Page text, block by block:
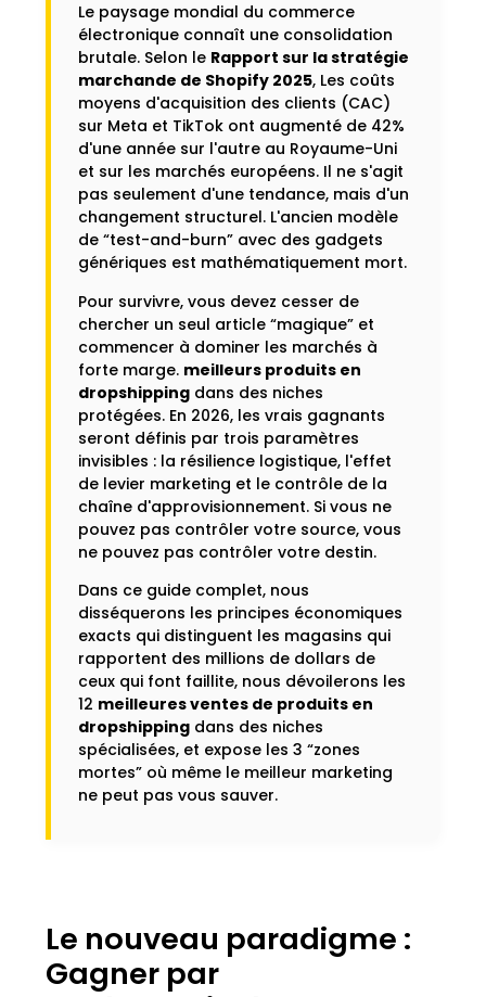
Le paysage mondial du commerce
électronique connaît une consolidation
brutale. Selon le Rapport sur la stratégie
marchande de Shopify 2025, Les coûts
moyens d'acquisition des clients (CAC)
sur Meta et TikTok ont augmenté de 42%
d'une année sur l'autre au Royaume-Uni
et sur les marchés européens. Il ne s'agit
pas seulement d'une tendance, mais d'un
changement structurel. L'ancien modèle
de “test-and-burn” avec des gadgets
génériques est mathématiquement mort.
Pour survivre, vous devez cesser de
chercher un seul article “magique” et
commencer à dominer les marchés à
forte marge. meilleurs produits en
dropshipping dans des niches
protégées. En 2026, les vrais gagnants
seront définis par trois paramètres
invisibles : la résilience logistique, l'effet
de levier marketing et le contrôle de la
chaîne d'approvisionnement. Si vous ne
pouvez pas contrôler votre source, vous
ne pouvez pas contrôler votre destin.
Dans ce guide complet, nous
disséquerons les principes économiques
exacts qui distinguent les magasins qui
rapportent des millions de dollars de
ceux qui font faillite, nous dévoilerons les
12 meilleures ventes de produits en
dropshipping dans des niches
spécialisées, et expose les 3 “zones
mortes” où même le meilleur marketing
ne peut pas vous sauver.
Le nouveau paradigme :
Gagner par